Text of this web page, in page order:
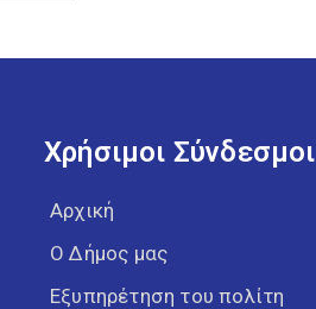
Χρήσιμοι Σύνδεσμοι
Αρχική
Ο Δήμος μας
Εξυπηρέτηση του πολίτη